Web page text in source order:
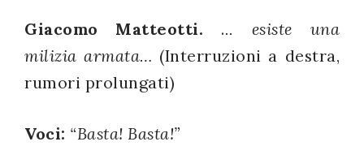
Giacomo Matteotti. ... esiste una
milizia armata… (Interruzioni a destra,
rumori prolungati)
Voci: “Basta! Basta!”